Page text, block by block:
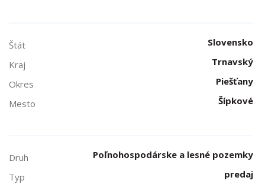
Štát
Slovensko
Kraj
Trnavský
Okres
Piešťany
Mesto
Šípkové
Druh
Poľnohospodárske a lesné pozemky
Typ
predaj